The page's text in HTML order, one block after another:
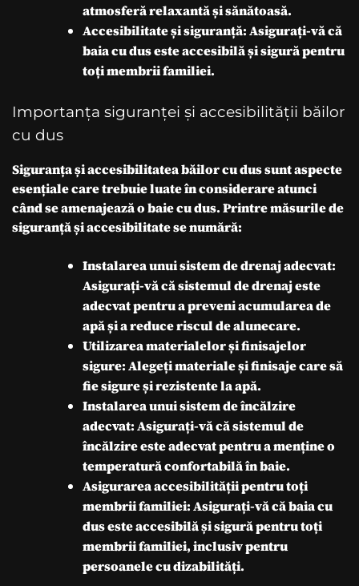
atmosferă relaxantă și sănătoasă.
Accesibilitate și siguranță: Asigurați-vă că
baia cu dus este accesibilă și sigură pentru
toți membrii familiei.
Importanța siguranței și accesibilității băilor
cu dus
Siguranța și accesibilitatea băilor cu dus sunt aspecte
esențiale care trebuie luate în considerare atunci
când se amenajează o baie cu dus. Printre măsurile de
siguranță și accesibilitate se numără:
Instalarea unui sistem de drenaj adecvat:
Asigurați-vă că sistemul de drenaj este
adecvat pentru a preveni acumularea de
apă și a reduce riscul de alunecare.
Utilizarea materialelor și finisajelor
sigure: Alegeți materiale și finisaje care să
fie sigure și rezistente la apă.
Instalarea unui sistem de încălzire
adecvat: Asigurați-vă că sistemul de
încălzire este adecvat pentru a menține o
temperatură confortabilă în baie.
Asigurarea accesibilității pentru toți
membrii familiei: Asigurați-vă că baia cu
dus este accesibilă și sigură pentru toți
membrii familiei, inclusiv pentru
persoanele cu dizabilități.